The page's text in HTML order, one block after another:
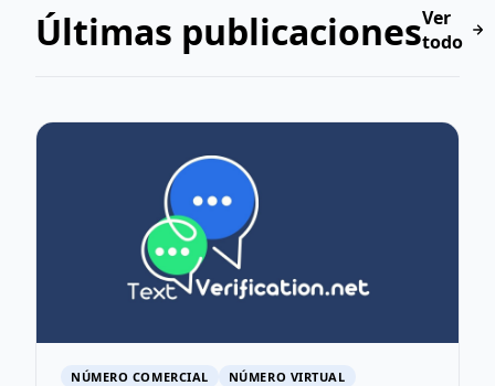
Últimas publicacionesVer
todo
NÚMERO COMERCIAL NÚMERO VIRTUAL